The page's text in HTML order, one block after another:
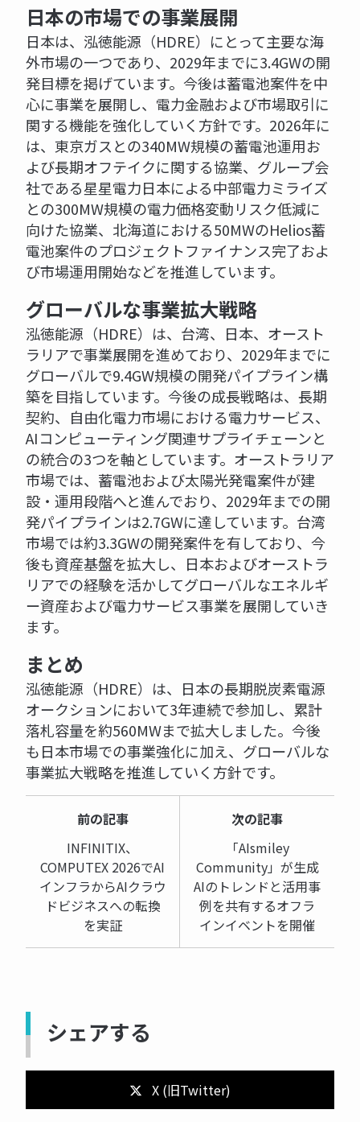
日本の市場での事業展開
日本は、泓徳能源（HDRE）にとって主要な海
外市場の一つであり、2029年までに3.4GWの開
発目標を掲げています。今後は蓄電池案件を中
心に事業を展開し、電力金融および市場取引に
関する機能を強化していく方針です。2026年に
は、東京ガスとの340MW規模の蓄電池運用お
よび長期オフテイクに関する協業、グループ会
社である星星電力日本による中部電力ミライズ
との300MW規模の電力価格変動リスク低減に
向けた協業、北海道における50MWのHelios蓄
電池案件のプロジェクトファイナンス完了およ
び市場運用開始などを推進しています。
グローバルな事業拡大戦略
泓徳能源（HDRE）は、台湾、日本、オースト
ラリアで事業展開を進めており、2029年までに
グローバルで9.4GW規模の開発パイプライン構
築を目指しています。今後の成長戦略は、長期
契約、自由化電力市場における電力サービス、
AIコンピューティング関連サプライチェーンと
の統合の3つを軸としています。オーストラリア
市場では、蓄電池および太陽光発電案件が建
設・運用段階へと進んでおり、2029年までの開
発パイプラインは2.7GWに達しています。台湾
市場では約3.3GWの開発案件を有しており、今
後も資産基盤を拡大し、日本およびオーストラ
リアでの経験を活かしてグローバルなエネルギ
ー資産および電力サービス事業を展開していき
ます。
まとめ
泓徳能源（HDRE）は、日本の長期脱炭素電源
オークションにおいて3年連続で参加し、累計
落札容量を約560MWまで拡大しました。今後
も日本市場での事業強化に加え、グローバルな
事業拡大戦略を推進していく方針です。
前の記事
INFINITIX、
COMPUTEX 2026でAI
インフラからAIクラウ
ドビジネスへの転換
を実証
次の記事
「AIsmiley
Community」が生成
AIのトレンドと活用事
例を共有するオフラ
インイベントを開催
シェアする
X (旧Twitter)